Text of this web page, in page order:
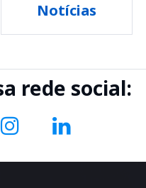
Notícias
rede social: